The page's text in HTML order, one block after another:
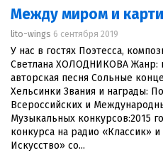
Между миром и
lito-wings 6 сентября 2019
У нас в гостях Поэтесса,
Светлана ХОЛОДНИКОВА Жанр:
авторская песня Сольные
Хельсинки Звания и награды:
Всероссийских и
Музыкальных конкурсов:2015
конкурса на радио «Классик»
Искусство» со...